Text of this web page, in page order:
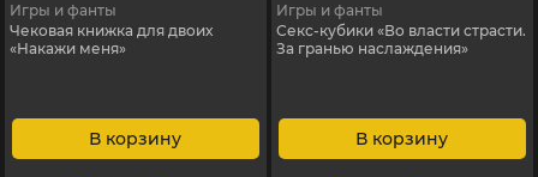
Игры и фанты
Чековая книжка для двоих
«Накажи меня»
В корзину
Игры и фанты
Секс-кубики «Во власти страсти.
За гранью наслаждения»
В корзину